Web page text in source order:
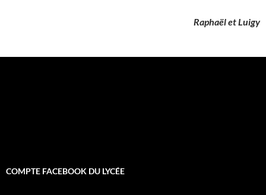
Raphaël et Luigy
COMPTE FACEBOOK DU LYCÉE